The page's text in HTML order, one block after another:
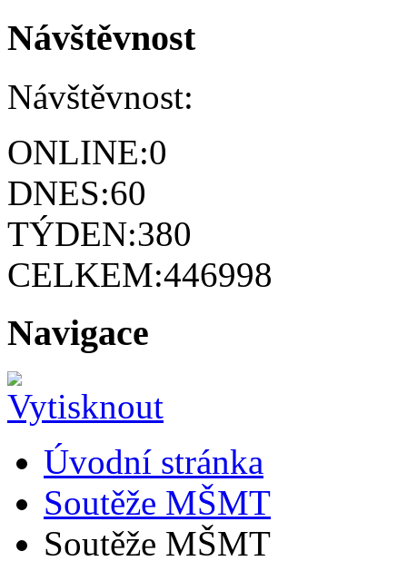
Návštěvnost
Návštěvnost:
ONLINE:0
DNES:60
TÝDEN:380
CELKEM:446998
Navigace
Úvodní stránka
Soutěže MŠMT
Soutěže MŠMT